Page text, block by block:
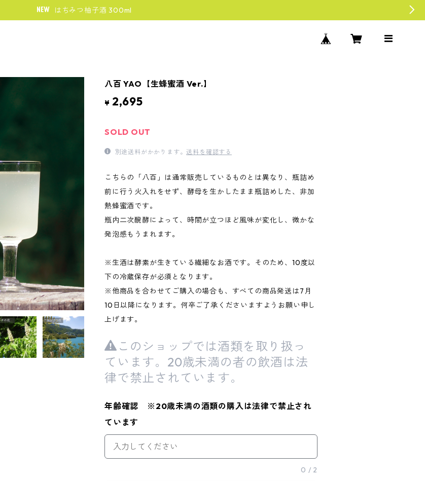
はちみつ柚子酒 300ml
八百 YAO【生蜂蜜酒 Ver.】
¥ 2,695
SOLD OUT
別途送料がかかります。送料を確認する
こちらの「八百」は通常販売しているものとは異なり、瓶詰め
前に行う火入れをせず、酵母を生かしたまま瓶詰めした、非加
熱蜂蜜酒です。
瓶内二次醗酵によって、時間が立つほど風味が変化し、微かな
発泡感もうまれます。
※生酒は酵素が生きている繊細なお酒です。そのため、10度以
下の冷蔵保存が必須となります。
※他商品を合わせてご購入の場合も、すべての商品発送は7月
10日以降になります。何卒ご了承くださいますようお願い申し
上げます。
このショップでは酒類を取り扱っ
ています。20歳未満の者の飲酒は法
律で禁止されています。
年齢確認 ※20歳未満の酒類の購入は法律で禁止され
ています
0 / 2